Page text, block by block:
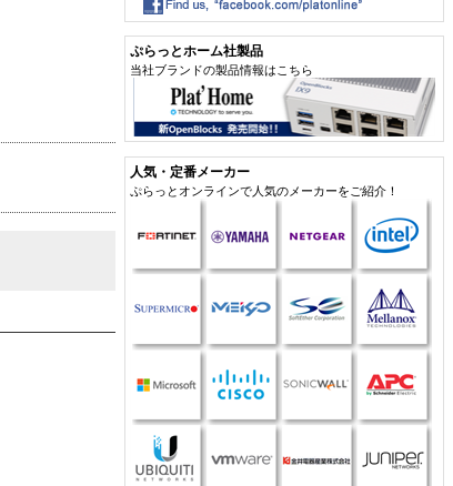
ぷらっとホーム社製品
当社ブランドの製品情報はこちら
人気・定番メーカー
ぷらっとオンラインで人気のメーカーをご紹介！